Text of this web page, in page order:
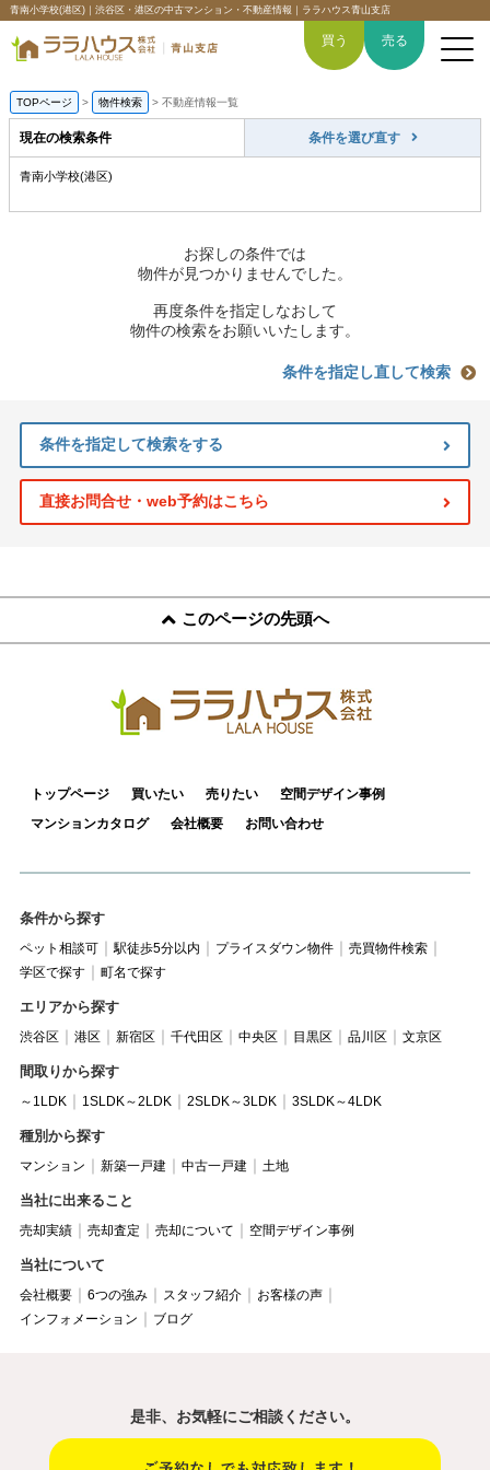
青南小学校(港区)｜渋谷区・港区の中古マンション・不動産情報｜ララハウス青山支店
スタッフ紹介
来店予約
買う 売る
TOPページ > 物件検索 > 不動産情報一覧
現在の検索条件 条件を選び直す
青南小学校(港区)
お探しの条件では
物件が見つかりませんでした。
再度条件を指定しなおして
物件の検索をお願いいたします。
条件を指定し直して検索
条件を指定して検索をする
直接お問合せ・web予約はこちら
このページの先頭へ
トップページ 買いたい 売りたい
空間デザイン事例
マンションカタログ
会社概要 お問い合わせ
条件から探す
ペット相談可 駅徒歩5分以内 プライスダウン物件
売買物件検索
学区で探す
町名で探す
エリアから探す
渋谷区 港区 新宿区 千代田区 中央区 目黒区 品川区 文京区
間取りから探す
～1LDK 1SLDK～2LDK 2SLDK～3LDK 3SLDK～4LDK
種別から探す
マンション 新築一戸建 中古一戸建 土地
当社に出来ること
売却実績 売却査定 売却について 空間デザイン事例
当社について
会社概要 6つの強み スタッフ紹介
お客様の声
インフォメーション
ブログ
是非、お気軽にご相談ください。